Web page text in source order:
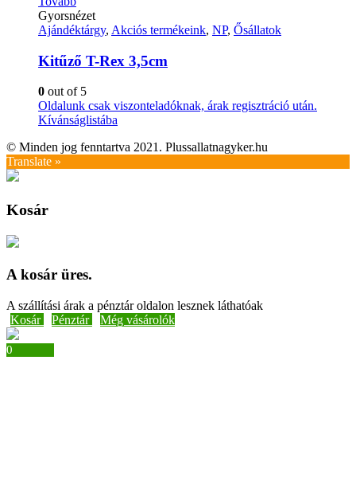
Gyorsnézet
Ajándéktárgy, Akciós termékeink, NP, Ősállatok
Kitűző T-Rex 3,5cm
0 out of 5
Oldalunk csak viszonteladóknak, árak regisztráció után.
Kívánságlistába
© Minden jog fenntartva 2021. Plussallatnagyker.hu
Translate »
Kosár
A kosár üres.
A szállítási árak a pénztár oldalon lesznek láthatóak
Kosár
Pénztár Még vásárolók
0